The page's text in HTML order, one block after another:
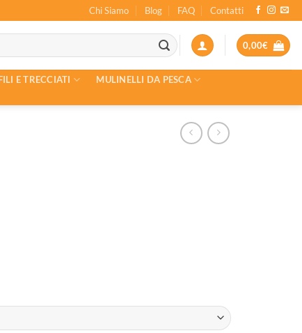
Chi Siamo Blog FAQ Contatti
0,00€
E TRECCIATI
MULINELLI DA PESCA